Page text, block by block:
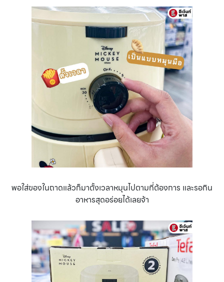
พอใส่ของในถาดแล้วก็มาตั้งเวลาหมุนไปตามที่ต้องการ และรอกิน
อาหารสุดอร่อยได้เลยจ้า